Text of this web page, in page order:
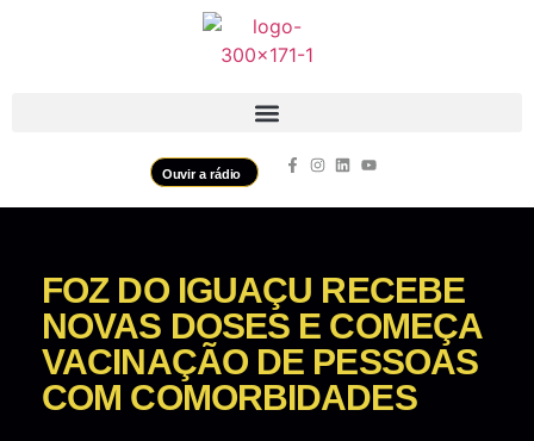
Ouvir a rádio
FOZ DO IGUAÇU RECEBE
NOVAS DOSES E COMEÇA
VACINAÇÃO DE PESSOAS
COM COMORBIDADES